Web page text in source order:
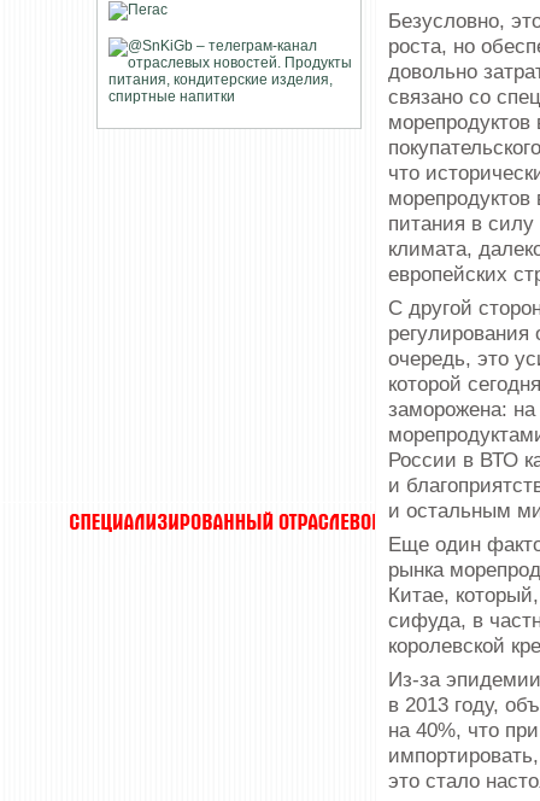
Безусловно,
роста, но
довольно
связано со
что
морепродуктов
питания в
климата,
европейских
С другой
очередь, это
которой
заморожена:
России в ВТО
и
и остальным
Еще один
рынка
Китае,
сифуда, в
королевской
Из-за
в 2013 году,
на 40%, что
это стало